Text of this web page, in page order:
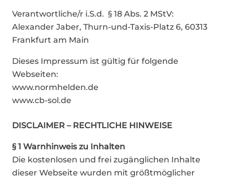
Verantwortliche/r i.S.d. § 18 Abs. 2 MStV:
Alexander Jaber, Thurn-und-Taxis-Platz 6, 60313
Frankfurt am Main
Dieses Impressum ist gültig für folgende
Webseiten:
www.normhelden.de
www.cb-sol.de
DISCLAIMER – RECHTLICHE HINWEISE
§ 1 Warnhinweis zu Inhalten
Die kostenlosen und frei zugänglichen Inhalte
dieser Webseite wurden mit größtmöglicher